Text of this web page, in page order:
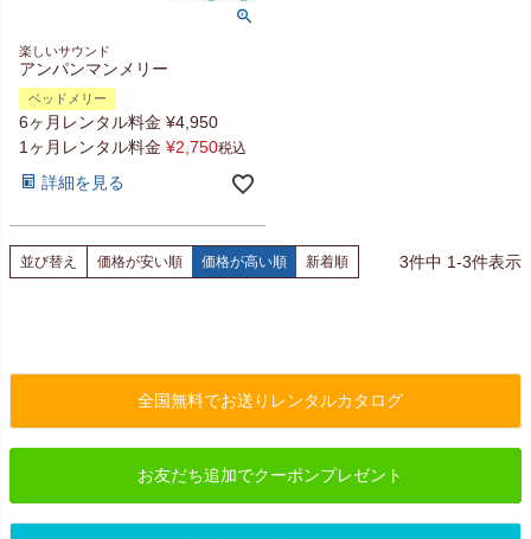
楽しいサウンド
アンパンマンメリー
ベッドメリー
6ヶ月レンタル料金 ¥4,950
1ヶ月レンタル料金 ¥2,750税込
詳細を見る
並び替え 価格が安い順 価格が高い順 新着順 3件中 1-3件表示
全国無料でお送りレンタルカタログ
お友だち追加でクーポンプレゼント